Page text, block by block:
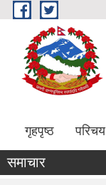
Skip to main content
गृहपृष्ठ परिचय
समाचार